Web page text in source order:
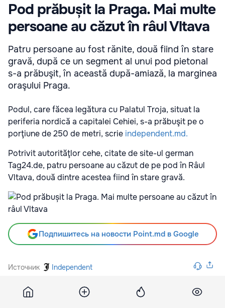
Pod prăbușit la Praga. Mai multe
persoane au căzut în râul Vltava
Patru persoane au fost rănite, două fiind în stare
gravă, după ce un segment al unui pod pietonal
s-a prăbuşit, în această după-amiază, la marginea
oraşului Praga.
Podul, care făcea legătura cu Palatul Troja, situat la
periferia nordică a capitalei Cehiei, s-a prăbuşit pe o
porţiune de 250 de metri, scrie independent.md.
Potrivit autorităţlor cehe, citate de site-ul german
Tag24.de, patru persoane au căzut de pe pod în Râul
Vltava, două dintre acestea fiind în stare gravă.
Подпишитесь на новости Point.md в Google
Источник Independent